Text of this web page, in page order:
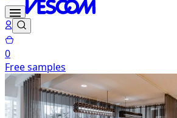
0
Free samples